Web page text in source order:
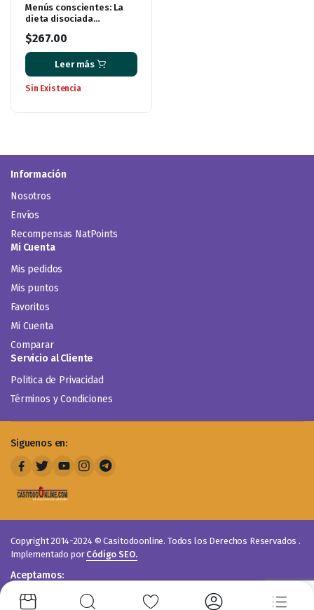
Menús conscientes: La
dieta disociada
$267.00
Leer más
Sin Existencia
Información
Nosotros
Envíos
Recompensas NatPoints
Mi Cuenta
Mis pedidos
Mis puntos
Favoritos
Mi Cuenta
Comparar
Servicio al Cliente
Politica de Privacidad
Términos y Condiciones
Siguenos en:
Copyright 2014-2024 © Casitodoonline. Todos los Derechos Reservados .
Implementado por Código SEO.
Aceptamos: